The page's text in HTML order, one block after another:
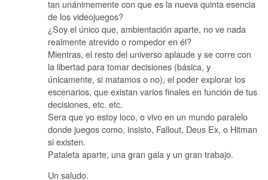
tan unánimemente con que es la nueva quinta esencia
de los videojuegos?
¿Soy el único que, ambientación aparte, no ve nada
realmente atrevido o rompedor en él?
Mientras, el resto del universo aplaude y se corre con
la libertad para tomar decisiones (básica, y
únicamente, si matamos o no), el poder explorar los
escenarios, que existan varios finales en función de tus
decisiones, etc. etc.
Sera que yo estoy loco, o vivo en un mundo paralelo
donde juegos como, insisto, Fallout, Deus Ex, o Hitman
si existen.
Pataleta aparte, una gran gala y un gran trabajo.
Un saludo.